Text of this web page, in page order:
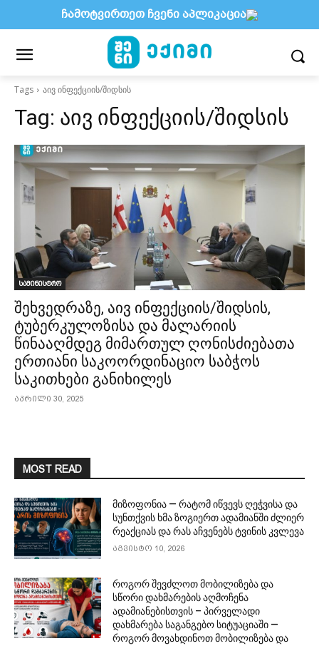
Tags აივ ინფექციის/შიდსის
Tag: აივ ინფექციის/შიდსის
სამინისტრო
შეხვედრაზე, აივ ინფექციის/შიდსის,
ტუბერკულოზისა და მალარიის
წინააღმდეგ მიმართულ ღონისძიებათა
ერთიანი საკოორდინაციო საბჭოს
საკითხები განიხილეს
აპრილი 30, 2025
MOST READ
მიზოფონია — რატომ იწვევს ღეჭვისა და
სუნთქვის ხმა ზოგიერთ ადამიანში ძლიერ
რეაქციას და რას აჩვენებს ტვინის კვლევა
აგვისტო 10, 2026
როგორ შევძლოთ მობილიზება და
სწორი დახმარების აღმოჩენა
ადამიანებისთვის – პირველადი
დახმარება საგანგებო სიტუაციაში —
როგორ მოვახდინოთ მობილიზება და
ჩამოტვირთეთ ჩვენი აპლიკაცია